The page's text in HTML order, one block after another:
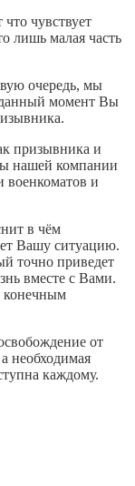
чувствует
лишь малая часть
очередь, мы
момент Вы
призывника и
нашей компании
военкоматов и
в чём
Вашу ситуацию.
точно приведет
вместе с Вами.
конечным
от
необходимая
каждому.